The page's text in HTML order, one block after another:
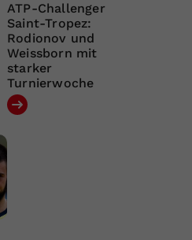
ATP-Challenger
Saint-Tropez:
Rodionov und
Weissborn mit
starker
Turnierwoche